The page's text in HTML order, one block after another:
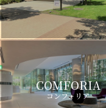
COMFORIA
コンフォリア